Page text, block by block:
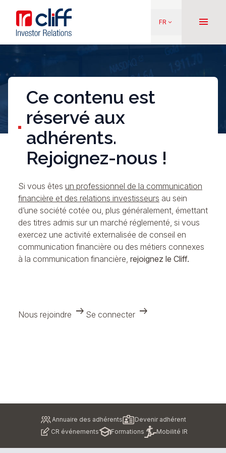
contenu
principal
Aller directement au contenu
FR keyboard_arrow_down menu
Ce contenu est
réservé aux
adhérents.
Rejoignez-nous !
Si vous êtes un professionnel de la communication
financière et des relations investisseurs au sein
d’une société cotée ou, plus généralement, émettant
des titres admis sur un marché réglementé, si vous
exercez une activité externalisée de conseil en
communication financière ou des métiers connexes
à la communication financière, rejoignez le Cliff.
Nous rejoindre arrow_right_alt Se connecter arrow_right_alt
Annuaire des adhérents
Devenir adhérent
CR événements
Formations Mobilité IR